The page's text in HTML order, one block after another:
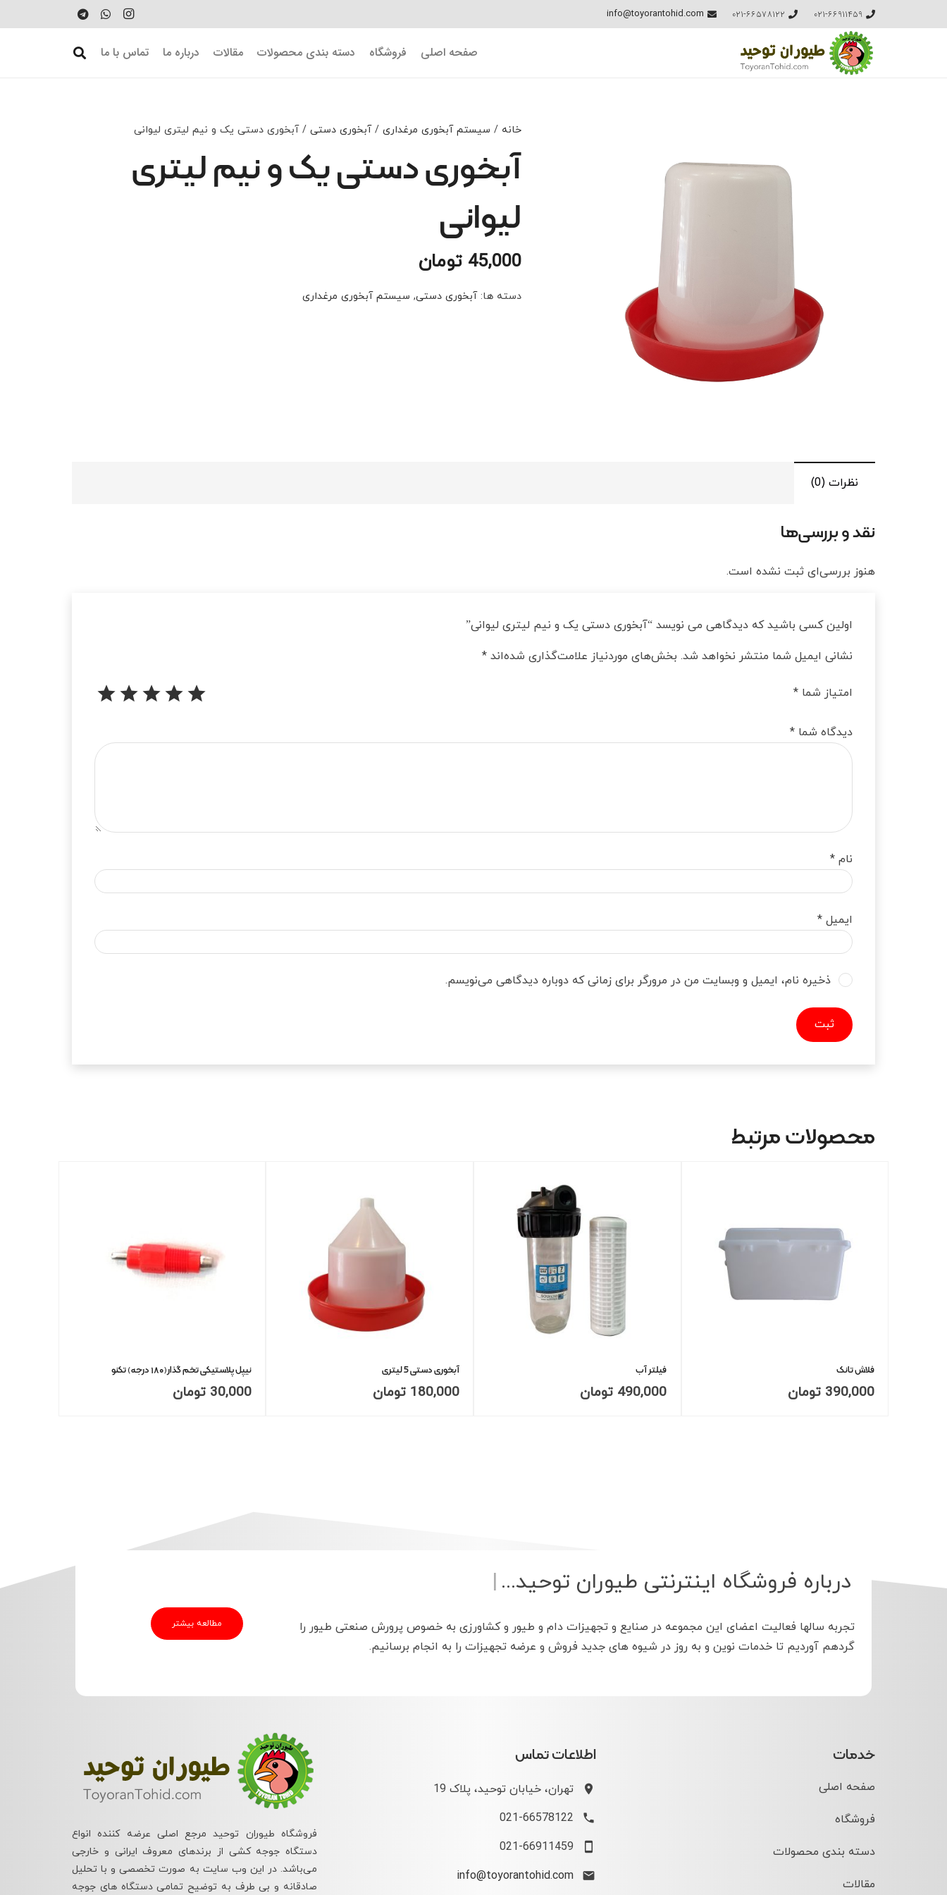
021-66911459
021-66578122
info@toyorantohid.com
صفحه اصلی فروشگاه دسته بندی محصولات مقالات درباره ما تماس با ما
خانه / سیستم آبخوری مرغداری/آبخوری دستی/ آبخوری دستی یک و نیم لیتری لیوانی
آبخوری دستی یک و نیم لیتری
لیوانی
45,000 تومان
دسته ها:آبخوری دستی, سیستم آبخوری مرغداری
نظرات (0)
نقد و بررسی‌ها
هنوز بررسی‌ای ثبت نشده است.
اولین کسی باشید که دیدگاهی می نویسد “آبخوری دستی یک و نیم لیتری لیوانی”
نشانی ایمیل شما منتشر نخواهد شد. بخش‌های موردنیاز علامت‌گذاری شده‌اند *
امتیاز شما *
دیدگاه شما *
نام *
ایمیل *
ذخیره نام، ایمیل و وبسایت من در مرورگر برای زمانی که دوباره دیدگاهی می‌نویسم.
محصولات مرتبط
فلاش تانک
390,000 تومان
فیلتر آب
490,000 تومان
آبخوری دستی 5 لیتری
180,000 تومان
نیپل پلاستیکی تخم گذار(۱۸۰ درجه) تکنو
30,000 تومان
درباره فروشگاه اینترنتی طیوران توح|
تجربه سالها فعالیت اعضای این مجموعه در صنایع و تجهیزات دام و طیور و کشاورزی به خصوص پرورش صنعتی طیور را
گردهم آوردیم تا خدمات نوین و به روز در شیوه های جدید فروش و عرضه تجهیزات را به انجام برسانیم.
مطالعه بیشتر
خدمات
صفحه اصلی
فروشگاه
دسته بندی محصولات
مقالات
اطلاعات تماس
تهران، خیابان توحید، پلاک 19
021-66578122
021-66911459
info@toyorantohid.com
فروشگاه طیوران توحید مرجع اصلی عرضه کننده انواع
دستگاه جوجه کشی از برندهای معروف ایرانی و خارجی
می‌باشد. در این وب سایت به صورت تخصصی و با تحلیل
صادقانه و بی طرف به توضیح تمامی دستگاه های جوجه